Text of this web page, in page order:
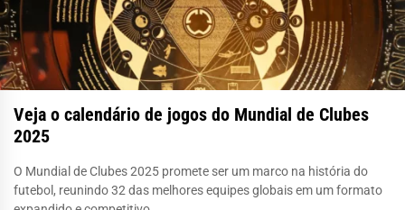
Veja o calendário de jogos do Mundial de Clubes
2025
O Mundial de Clubes 2025 promete ser um marco na história do
futebol, reunindo 32 das melhores equipes globais em um formato